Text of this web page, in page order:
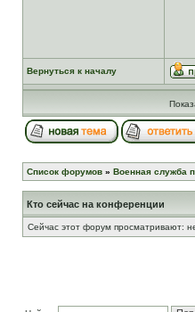
Вернуться к началу
Список форумов » Военная служба
Кто сейчас на конференции
Сейчас этот форум просматривают: